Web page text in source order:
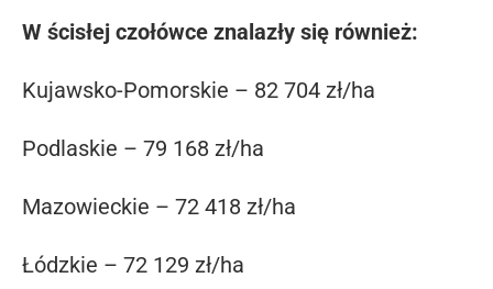
W ścisłej czołówce znalazły się również:
Kujawsko-Pomorskie – 82 704 zł/ha
Podlaskie – 79 168 zł/ha
Mazowieckie – 72 418 zł/ha
Łódzkie – 72 129 zł/ha